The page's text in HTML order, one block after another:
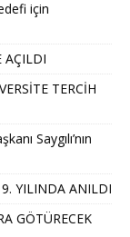
için
AÇILDI
TERCİH
Saygılı’nın
YILINDA ANILDI
GÖTÜRECEK